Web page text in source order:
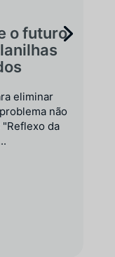
o futuro
eliminar
não
"Reflexo da